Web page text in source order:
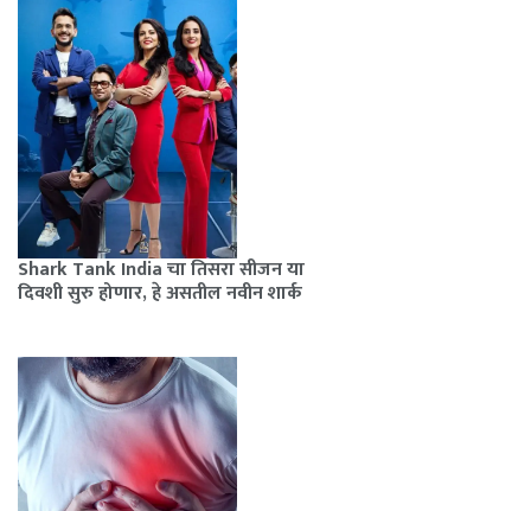
Shark Tank India चा तिसरा सीजन या
दिवशी सुरु होणार, हे असतील नवीन शार्क